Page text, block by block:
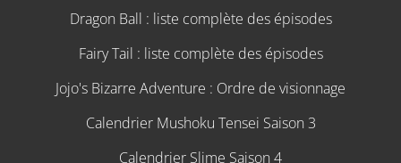
Dragon Ball : liste complète des épisodes
Fairy Tail : liste complète des épisodes
Jojo's Bizarre Adventure : Ordre de visionnage
Calendrier Mushoku Tensei Saison 3
Calendrier Slime Saison 4